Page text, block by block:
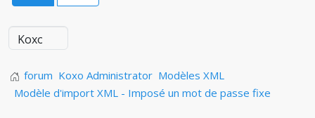
forum Koxo Administrator Modèles XML
Modèle d'import XML - Imposé un mot de passe fixe